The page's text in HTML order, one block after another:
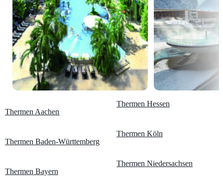
Thermen Aachen
Thermen Baden-Württemberg
Thermen Bayern
Thermen Hessen
Thermen Köln
Thermen Niedersachsen